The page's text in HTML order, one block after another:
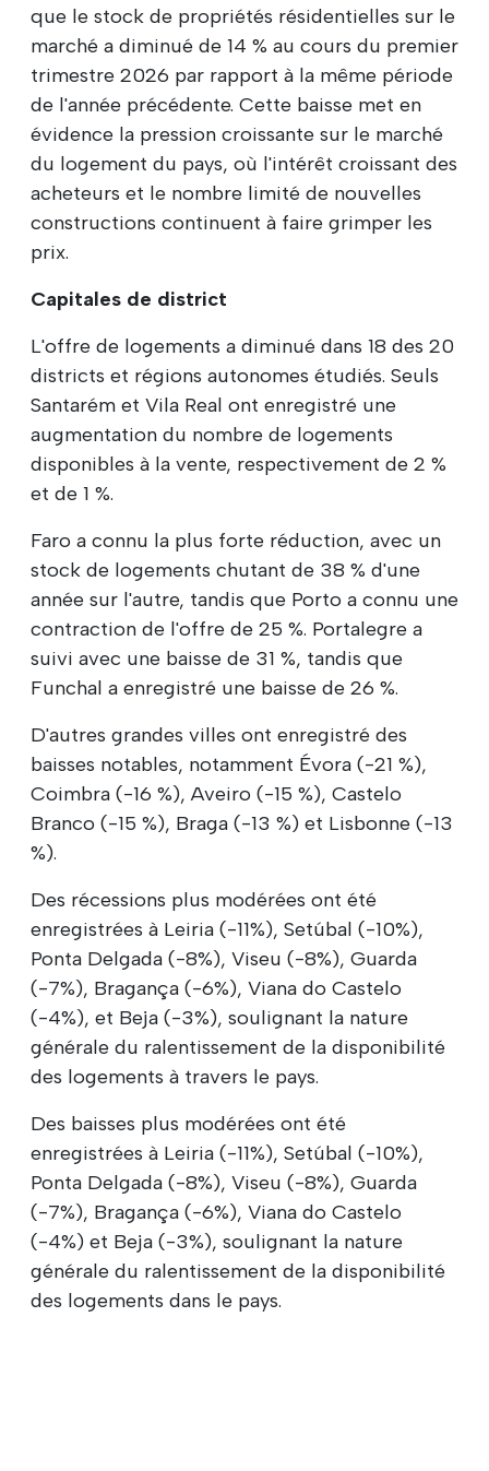
que le stock de propriétés résidentielles sur le
marché a diminué de 14 % au cours du premier
trimestre 2026 par rapport à la même période
de l'année précédente. Cette baisse met en
évidence la pression croissante sur le marché
du logement du pays, où l'intérêt croissant des
acheteurs et le nombre limité de nouvelles
constructions continuent à faire grimper les
prix.
Capitales de district
L'offre de logements a diminué dans 18 des 20
districts et régions autonomes étudiés. Seuls
Santarém et Vila Real ont enregistré une
augmentation du nombre de logements
disponibles à la vente, respectivement de 2 %
et de 1 %.
Faro a connu la plus forte réduction, avec un
stock de logements chutant de 38 % d'une
année sur l'autre, tandis que Porto a connu une
contraction de l'offre de 25 %. Portalegre a
suivi avec une baisse de 31 %, tandis que
Funchal a enregistré une baisse de 26 %.
D'autres grandes villes ont enregistré des
baisses notables, notamment Évora (-21 %),
Coimbra (-16 %), Aveiro (-15 %), Castelo
Branco (-15 %), Braga (-13 %) et Lisbonne (-13
%).
Des récessions plus modérées ont été
enregistrées à Leiria (-11%), Setúbal (-10%),
Ponta Delgada (-8%), Viseu (-8%), Guarda
(-7%), Bragança (-6%), Viana do Castelo
(-4%), et Beja (-3%), soulignant la nature
générale du ralentissement de la disponibilité
des logements à travers le pays.
Des baisses plus modérées ont été
enregistrées à Leiria (-11%), Setúbal (-10%),
Ponta Delgada (-8%), Viseu (-8%), Guarda
(-7%), Bragança (-6%), Viana do Castelo
(-4%) et Beja (-3%), soulignant la nature
générale du ralentissement de la disponibilité
des logements dans le pays.